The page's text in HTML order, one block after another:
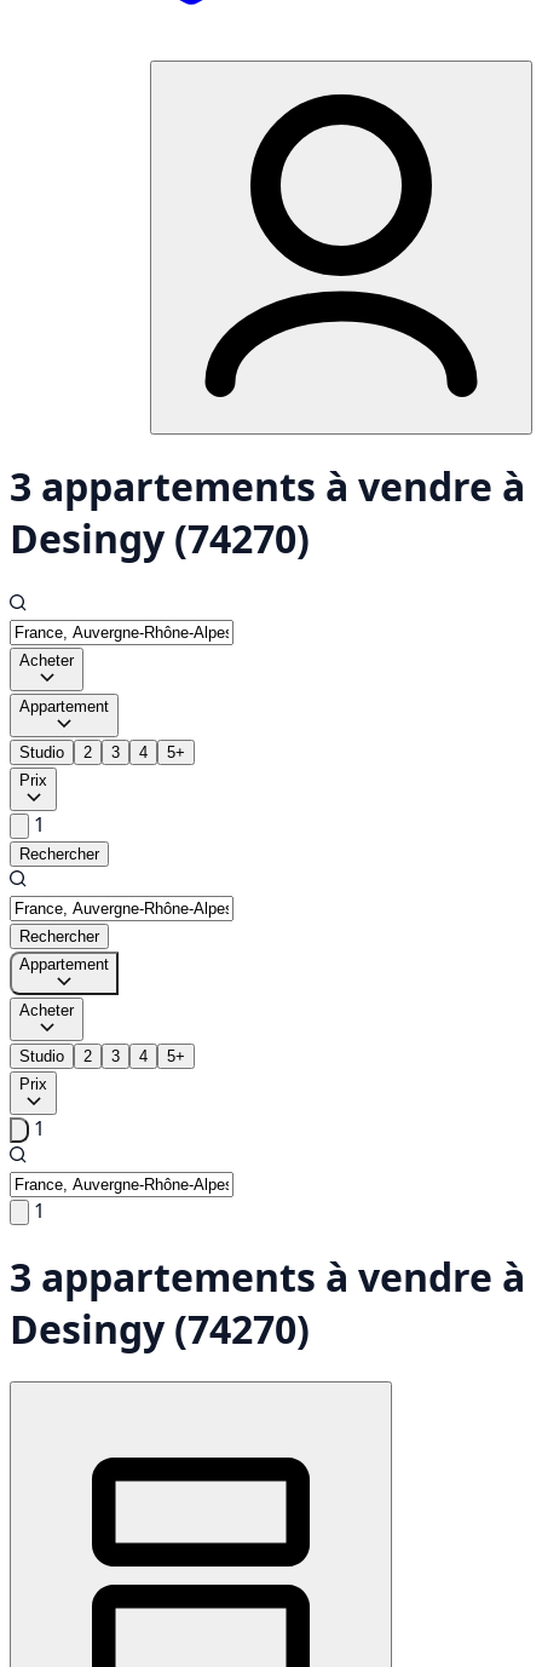
3 appartements à vendre à
Desingy (74270)
Acheter
Appartement
Studio 2 3 4
5+
Prix
1
Rechercher
Rechercher
Appartement
Acheter
Studio 2 3 4
5+
Prix
1
1
3 appartements à vendre à
Desingy (74270)